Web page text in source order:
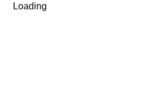
Loading